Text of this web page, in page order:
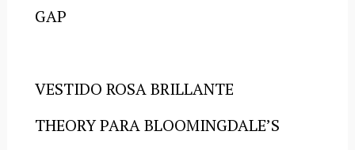
GAP
VESTIDO ROSA BRILLANTE
THEORY PARA BLOOMINGDALE’S